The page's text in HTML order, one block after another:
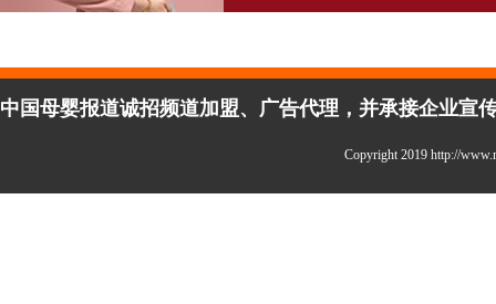
中国母婴报道诚招频道加盟、广告代理，并承接企业宣
Copyright 2019 http://